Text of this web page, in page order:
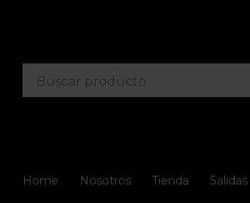
Home Nosotros Tienda Salidas